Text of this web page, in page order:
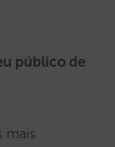
público de
mais